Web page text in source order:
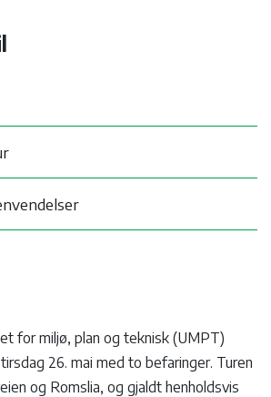
for miljø, plan og teknisk (UMPT)
26. mai med to befaringer. Turen
og Romslia, og gjaldt henholdsvis